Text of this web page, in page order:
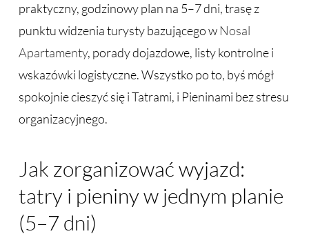
praktyczny, godzinowy plan na 5–7 dni, trasę z
punktu widzenia turysty bazującego w Nosal
Apartamenty, porady dojazdowe, listy kontrolne i
wskazówki logistyczne. Wszystko po to, byś mógł
spokojnie cieszyć się i Tatrami, i Pieninami bez stresu
organizacyjnego.
Jak zorganizować wyjazd:
tatry i pieniny w jednym planie
(5–7 dni)